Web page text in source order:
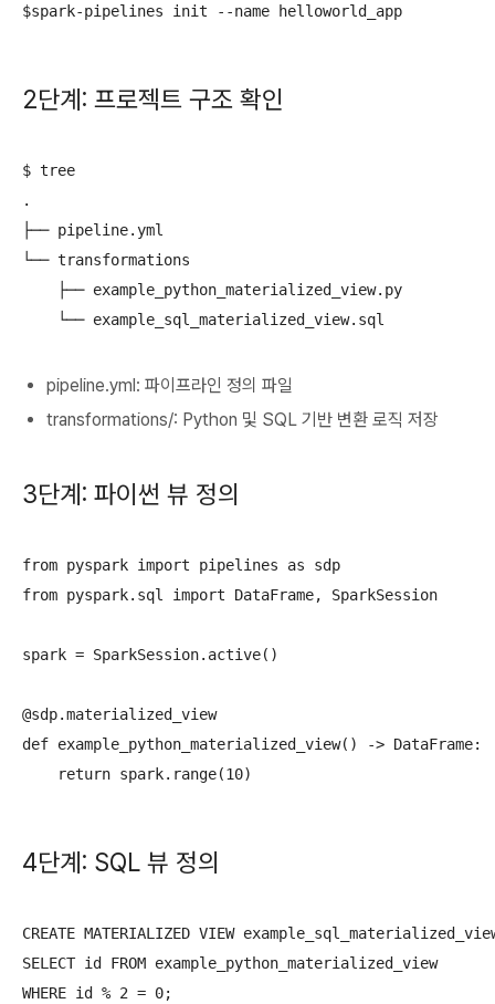
2단계: 프로젝트 구조 확인
$ tree
.
├── pipeline.yml
└── transformations
    ├── example_python_materialized_view.py
pipeline.yml: 파이프라인 정의 파일
transformations/: Python 및 SQL 기반 변환 로직 저장
3단계: 파이썬 뷰 정의
from pyspark import pipelines as sdp
from pyspark.sql import DataFrame, SparkSession
spark = SparkSession.active()
@sdp.materialized_view
def example_python_materialized_view() -> DataFrame:
4단계: SQL 뷰 정의
CREATE MATERIALIZED VIEW
SELECT id FROM example_python_materialized_view